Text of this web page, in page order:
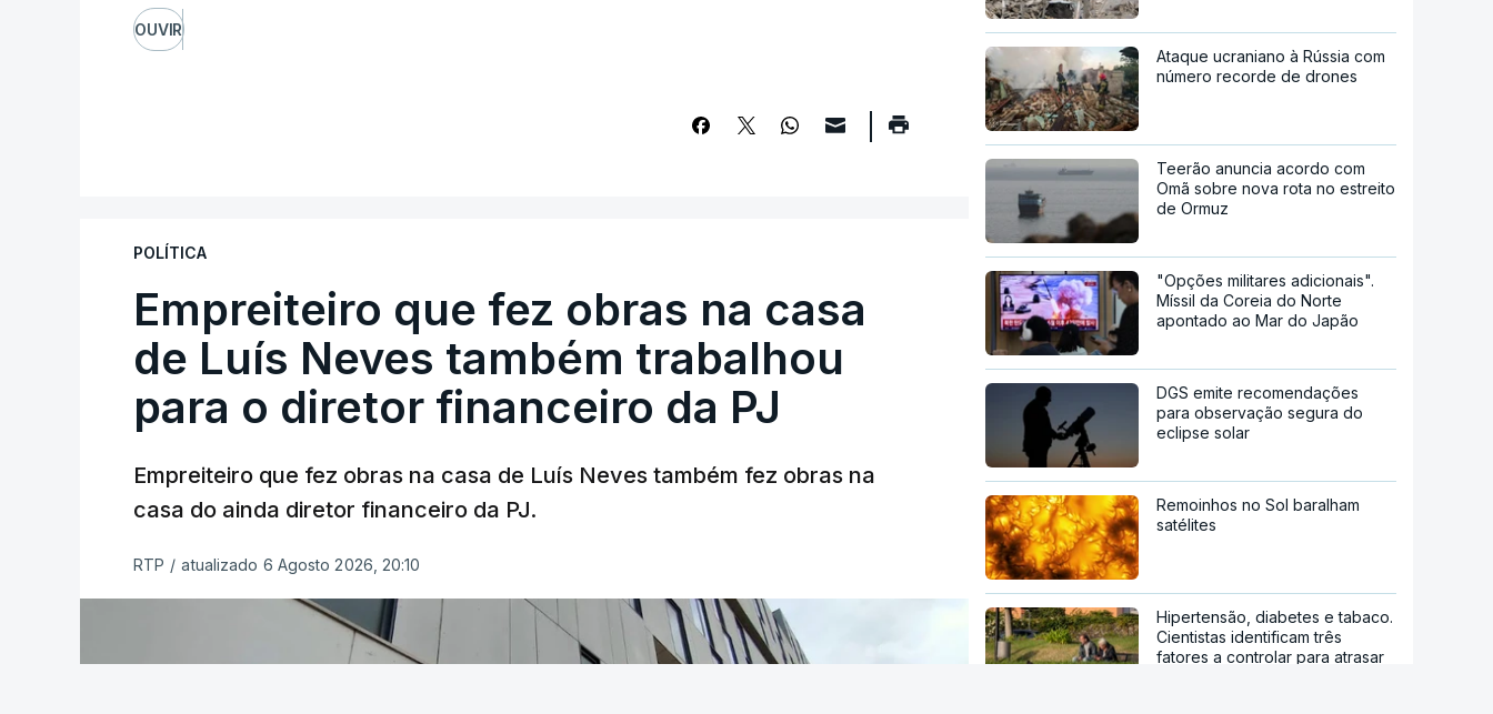
OUVIR
POLÍTICA
Empreiteiro que fez obras na casa
de Luís Neves também trabalhou
para o diretor financeiro da PJ
Empreiteiro que fez obras na casa de Luís Neves também fez obras na
casa do ainda diretor financeiro da PJ.
RTP / atualizado 6 Agosto 2026, 20:10
Ataque ucraniano à Rússia com
número recorde de drones
Teerão anuncia acordo com
Omã sobre nova rota no estreito
de Ormuz
"Opções militares adicionais".
Míssil da Coreia do Norte
apontado ao Mar do Japão
DGS emite recomendações
para observação segura do
eclipse solar
Remoinhos no Sol baralham
satélites
Hipertensão, diabetes e tabaco.
Cientistas identificam três
fatores a controlar para atrasar